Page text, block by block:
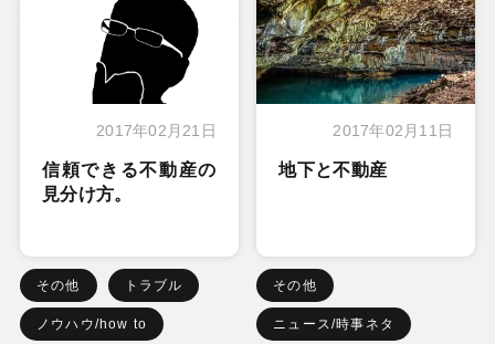
2017年02月21日
信頼できる不動産の
見分け方。
その他 トラブル
ノウハウ/how to
2017年02月11日
地下と不動産
その他
ニュース/時事ネタ